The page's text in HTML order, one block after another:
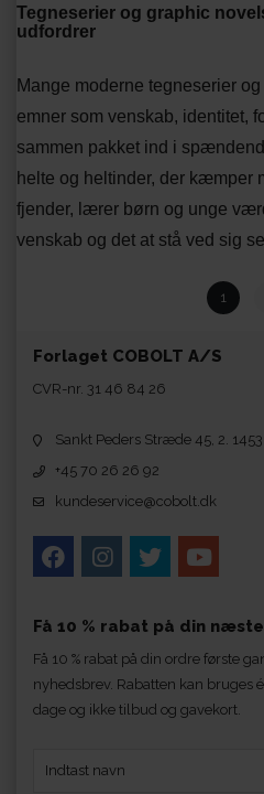
Tegneserier og graphic
udfordrer
Mange moderne tegneserier
emner som venskab, identitet,
sammen pakket ind i
helte og heltinder, der kæmper
fjender, lærer børn og unge
venskab og det at stå ved sig
1
Forlaget COBOLT A/S
CVR-nr. 31 46 84 26
Sankt Peders Stræde 45, 2.
+45 70 26 26 92
kundeservice@cobolt.dk
Få 10 % rabat på din
Få 10 % rabat på din ordre første
nyhedsbrev. Rabatten kan bruges
dage og ikke tilbud og gavekort.